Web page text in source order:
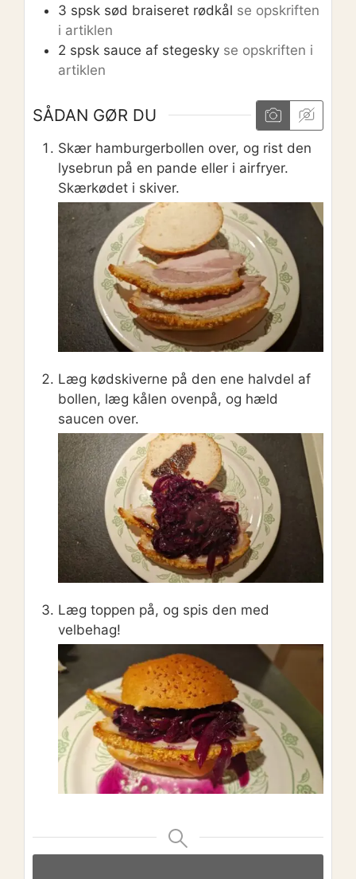
3 spsk sød braiseret rødkål se opskriften
i artiklen
2 spsk sauce af stegesky se opskriften i
artiklen
SÅDAN GØR DU
Skær hamburgerbollen over, og rist den
lysebrun på en pande eller i airfryer.
Skærkødet i skiver.
Læg kødskiverne på den ene halvdel af
bollen, læg kålen ovenpå, og hæld
saucen over.
Læg toppen på, og spis den med
velbehag!